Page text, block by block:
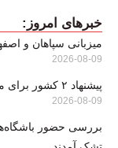
خبرهای امروز:
میزبانی سپاهان و
2026-08-09
پیشنهاد ۲ کشور برای میزبانی تراکتور در لیگ نخبگان آسیا
2026-08-09
بررسی حضور